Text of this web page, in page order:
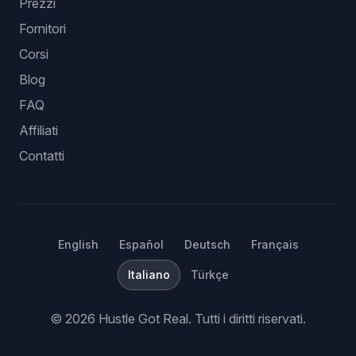
Prezzi
Fornitori
Corsi
Blog
FAQ
Affiliati
Contatti
English Español Deutsch Français
Italiano Türkçe
© 2026 Hustle Got Real. Tutti i diritti riservati.